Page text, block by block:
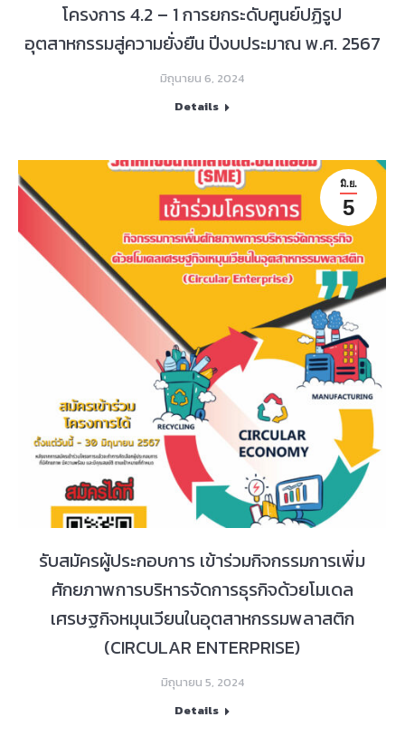
โครงการ 4.2 – 1 การยกระดับศูนย์ปฏิรูป
อุตสาหกรรมสู่ความยั่งยืน ปีงบประมาณ พ.ศ. 2567
มิถุนายน 6, 2024
Details
มิ.ย.
5
รับสมัครผู้ประกอบการ เข้าร่วมกิจกรรมการเพิ่ม
ศักยภาพการบริหารจัดการธุรกิจด้วยโมเดล
เศรษฐกิจหมุนเวียนในอุตสาหกรรมพลาสติก
(CIRCULAR ENTERPRISE)
มิถุนายน 5, 2024
Details